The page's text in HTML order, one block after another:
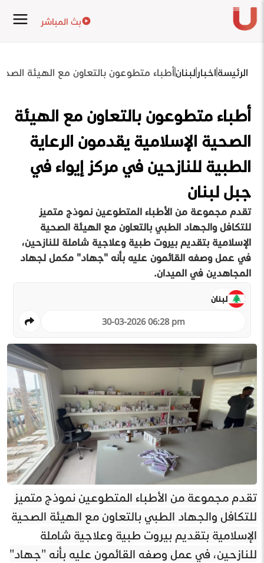
بث المباشر
الرئيسةاخبار لبنانأطباء متطوعون بالتعاون مع الهيئة
أطباء متطوعون بالتعاون مع الهيئة
الصحية الإسلامية يقدمون الرعاية
الطبية للنازحين في مركز إيواء في
جبل لبنان
تقدم مجموعة من الأطباء المتطوعين نموذج متميز
للتكافل والجهاد الطبي بالتعاون مع الهيئة الصحية
الإسلامية بتقديم بيروت طبية وعلاجية شاملة للنازحين،
في عمل وصفه القائمون عليه بأنه "جهاد" مكمل لجهاد
المجاهدين في الميدان.
30-03-2026 06:28 pm
لبنان
تقدم مجموعة من الأطباء المتطوعين نموذج متميز
للتكافل والجهاد الطبي بالتعاون مع الهيئة الصحية
الإسلامية بتقديم بيروت طبية وعلاجية شاملة
للنازحين، في عمل وصفه القائمون عليه بأنه "جهاد"